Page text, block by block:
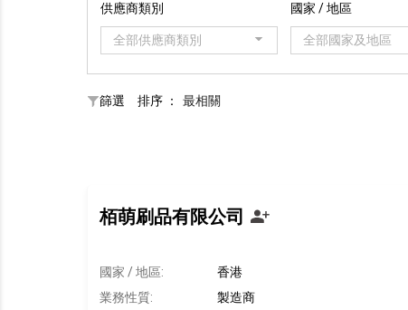
供應商類別
全部供應商類別
國家 / 地區
全部國家及地區
篩選 排序 ： 最相關
栢萌刷品有限公司
國家 / 地區:
香港
業務性質:
製造商